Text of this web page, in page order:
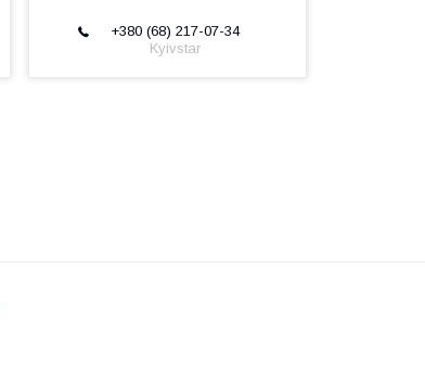
+380 (68) 217-07-34
Kyivstar